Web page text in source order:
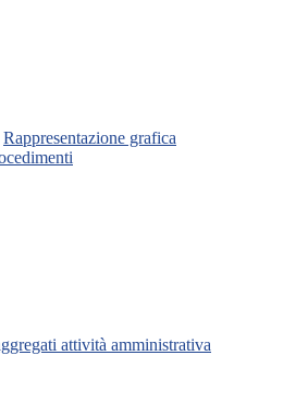
Rappresentazione grafica
attività amministrativa